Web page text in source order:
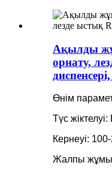
Ақылды
орнату,
Өнім
Түс
Кернеуі:
Жалпы